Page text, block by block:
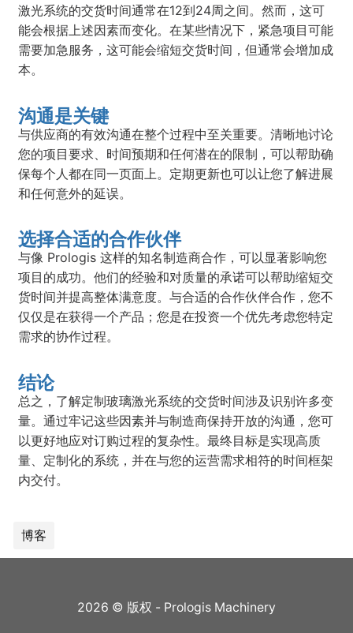
激光系统的交货时间通常在12到24周之间。然而，这可
能会根据上述因素而变化。在某些情况下，紧急项目可能
需要加急服务，这可能会缩短交货时间，但通常会增加成
本。
沟通是关键
与供应商的有效沟通在整个过程中至关重要。清晰地讨论
您的项目要求、时间预期和任何潜在的限制，可以帮助确
保每个人都在同一页面上。定期更新也可以让您了解进展
和任何意外的延误。
选择合适的合作伙伴
与像 Prologis 这样的知名制造商合作，可以显著影响您
项目的成功。他们的经验和对质量的承诺可以帮助缩短交
货时间并提高整体满意度。与合适的合作伙伴合作，您不
仅仅是在获得一个产品；您是在投资一个优先考虑您特定
需求的协作过程。
结论
总之，了解定制玻璃激光系统的交货时间涉及识别许多变
量。通过牢记这些因素并与制造商保持开放的沟通，您可
以更好地应对订购过程的复杂性。最终目标是实现高质
量、定制化的系统，并在与您的运营需求相符的时间框架
内交付。
博客
2026 © 版权 - Prologis Machinery